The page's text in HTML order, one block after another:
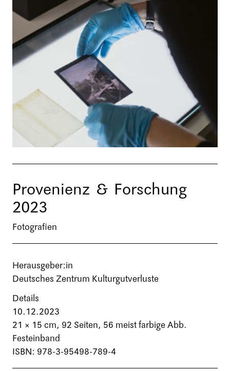
Provenienz & Forschung
2023
Fotografien
Herausgeber:in
Deutsches Zentrum Kulturgutverluste
Details
10.12.2023
21 × 15 cm, 92 Seiten, 56 meist farbige Abb.
Festeinband
ISBN: 978-3-95498-789-4